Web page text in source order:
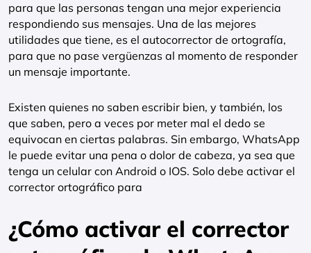
para que las personas tengan una mejor experiencia
respondiendo sus mensajes. Una de las mejores
utilidades que tiene, es el autocorrector de ortografía,
para que no pase vergüenzas al momento de responder
un mensaje importante.
Existen quienes no saben escribir bien, y también, los
que saben, pero a veces por meter mal el dedo se
equivocan en ciertas palabras. Sin embargo, WhatsApp
le puede evitar una pena o dolor de cabeza, ya sea que
tenga un celular con Android o IOS. Solo debe activar el
corrector ortográfico para
¿Cómo activar el corrector